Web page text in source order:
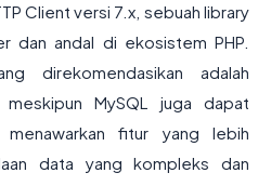
Client versi 7.x, sebuah library
dan andal di ekosistem PHP.
direkomendasikan adalah
MySQL juga dapat
menawarkan fitur yang lebih
data yang kompleks dan